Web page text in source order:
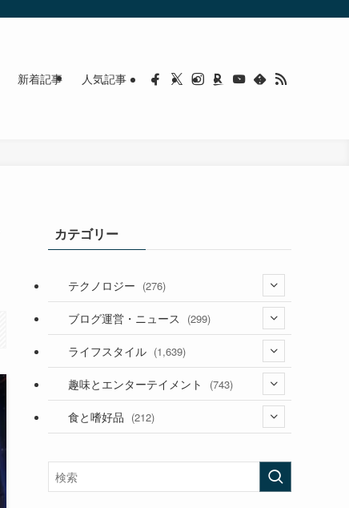
新着記事 人気記事
カテゴリー
テクノロジー (276)
(36)
(187)
(53)
ブログ運営・ニュース (299)
(118)
(181)
ライフスタイル (1,639)
(394)
(282)
趣味とエンターテイメント (743)
(56)
(473)
食と嗜好品 (212)